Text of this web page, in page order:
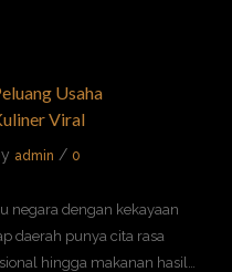
Usaha
Viral
admin / 0
negara dengan kekayaan
daerah punya cita rasa
hingga makanan hasil…